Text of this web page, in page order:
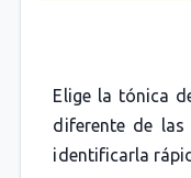
Elige la tónica
diferente de
identificarla